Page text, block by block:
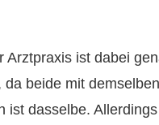
Arztpraxis ist dabei
beide mit
ist dasselbe.